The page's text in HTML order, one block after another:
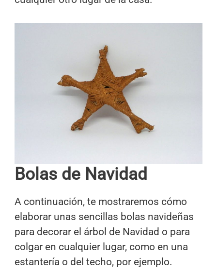
Bolas de Navidad
A continuación, te mostraremos cómo
elaborar unas sencillas bolas navideñas
para decorar el árbol de Navidad o para
colgar en cualquier lugar, como en una
estantería o del techo, por ejemplo.